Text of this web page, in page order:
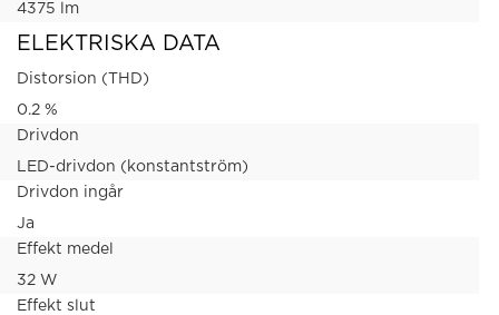
4375 lm
ELEKTRISKA DATA
Distorsion (THD)
0.2 %
Drivdon
LED-drivdon (konstantström)
Drivdon ingår
Ja
Effekt medel
32 W
Effekt slut